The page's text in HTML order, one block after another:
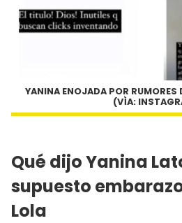
YANINA ENOJADA POR RUMORES
(VÌA:
Qué dijo Yanina
supuesto
Lola